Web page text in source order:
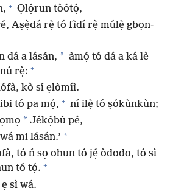
+ Ọlọ́run tòótọ́,
Aṣẹ̀dá rẹ̀ tó fìdí rẹ̀ múlẹ̀ gbọn-
dá a lásán, * àmọ́ tó dá a ká lè
rẹ̀: +
kò sí ẹlòmíì.
tó pa mọ́, + ní ilẹ̀ tó ṣókùnkùn;
* Jékọ́bù pé,
mi lásán.’ *
tó ń sọ ohun tó jẹ́ òdodo, tó sì
tó tọ́. +
sì wá.